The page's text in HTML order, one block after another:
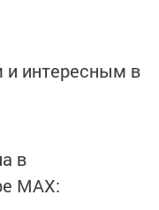
интересным в
в
MАХ: